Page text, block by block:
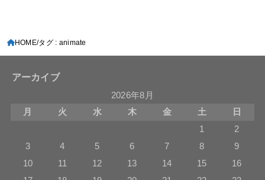
HOME タグ : animate
アーカイブ
2026年8月
月
火 水 木 金 土
日
1
2
3
4 5 6 7 8
9
10
11 12 13 14 15
16